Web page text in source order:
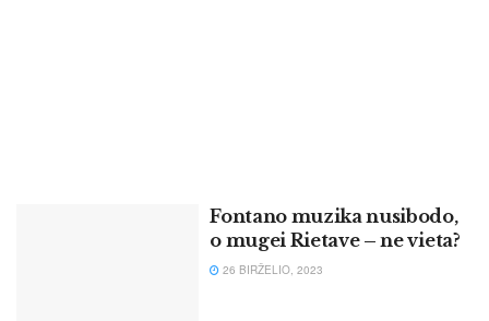
Fontano muzika nusibodo,
o mugei Rietave – ne vieta?
26 BIRŽELIO, 2023